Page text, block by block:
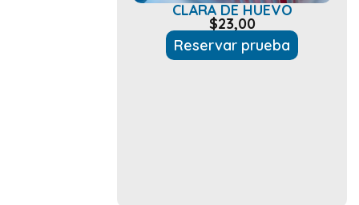
CLARA DE HUEVO
$23,00
Reservar prueba